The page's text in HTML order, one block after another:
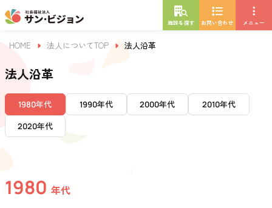
施設を探す お問い合わせ メニュー
HOME 法人についてTOP 法人沿革
法人沿革
1980年代 1990年代 2000年代 2010年代
2020年代
1980 年代